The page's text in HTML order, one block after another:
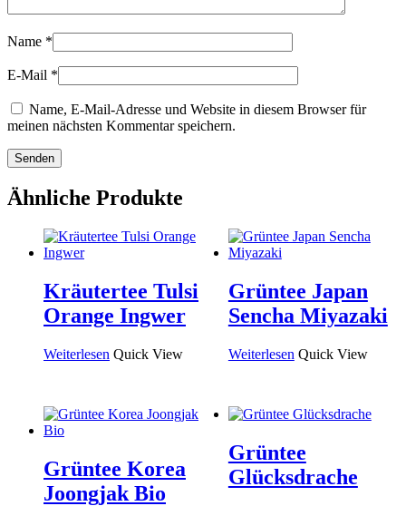
Name *
E-Mail *
Name, E-Mail-Adresse und Website in diesem Browser für
meinen nächsten Kommentar speichern.
Ähnliche Produkte
Kräutertee Tulsi
Orange Ingwer
Weiterlesen Quick View
Grüntee Japan
Sencha Miyazaki
Weiterlesen Quick View
Grüntee Korea
Joongjak Bio
Grüntee
Glücksdrache